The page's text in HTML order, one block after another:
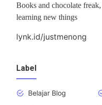
Books and chocolate
learning new things
lynk.id/justmenong
Label
Belajar Blog